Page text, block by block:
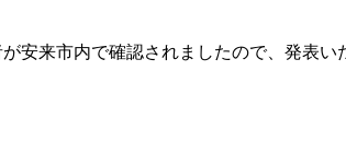
安来市内で確認されましたので、発表い